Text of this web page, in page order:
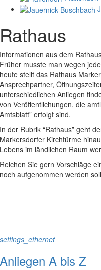
Rathaus
Informationen aus dem
Früher musste man wegen
heute stellt das Rathaus
Ansprechpartner,
unterschiedlichen Anliegen
von Veröffentlichungen, die
Amtsblatt” erfolgt sind.
In der Rubrik “Rathaus” geht
Markersdorfer Kirchtürme
Lebens im ländlichen Raum
Reichen Sie gern Vorschläge
noch aufgenommen werden
settings_ethernet
Anliegen A bis Z